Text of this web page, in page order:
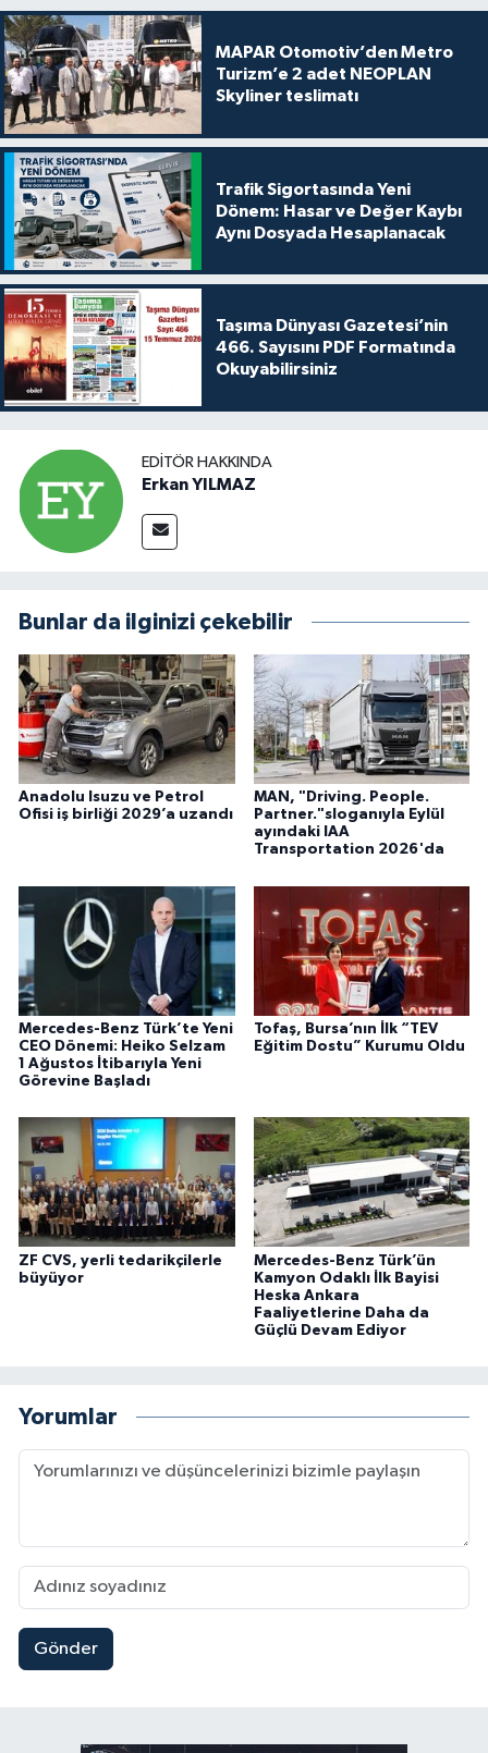
MAPAR Otomotiv’den Metro
Turizm’e 2 adet NEOPLAN
Skyliner teslimatı
Trafik Sigortasında Yeni
Dönem: Hasar ve Değer Kaybı
Aynı Dosyada Hesaplanacak
Taşıma Dünyası Gazetesi’nin
466. Sayısını PDF Formatında
Okuyabilirsiniz
EDITÖR HAKKINDA
Erkan YILMAZ
Bunlar da ilginizi çekebilir
Anadolu Isuzu ve Petrol
Ofisi iş birliği 2029’a uzandı
MAN, "Driving. People.
Partner."sloganıyla Eylül
ayındaki IAA
Transportation 2026'da
Mercedes-Benz Türk’te Yeni
CEO Dönemi: Heiko Selzam
1 Ağustos İtibarıyla Yeni
Görevine Başladı
Tofaş, Bursa’nın İlk “TEV
Eğitim Dostu” Kurumu Oldu
ZF CVS, yerli tedarikçilerle
büyüyor
Mercedes-Benz Türk’ün
Kamyon Odaklı İlk Bayisi
Heska Ankara
Faaliyetlerine Daha da
Güçlü Devam Ediyor
Yorumlar
Gönder